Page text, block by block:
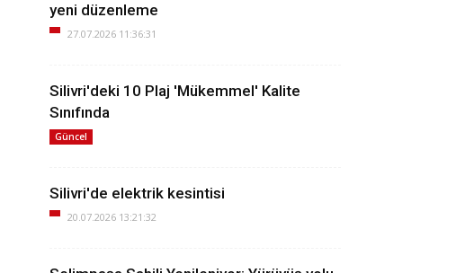
yeni düzenleme
27.07.2026 11:36:31
Silivri'deki 10 Plaj 'Mükemmel' Kalite
Sınıfında
Güncel
Silivri'de elektrik kesintisi
20.07.2026 13:21:32